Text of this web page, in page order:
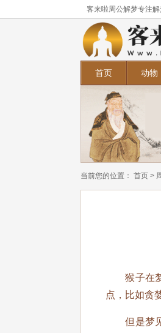
客来啦周公解梦专注
首页 动物
当前您的位置： 首页 >
猴子在梦
点，比如贪
但是梦见